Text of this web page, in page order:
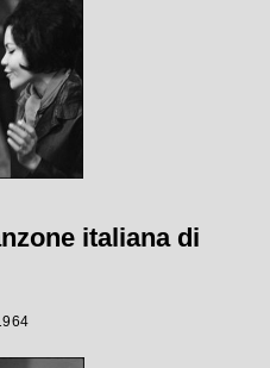
italiana di